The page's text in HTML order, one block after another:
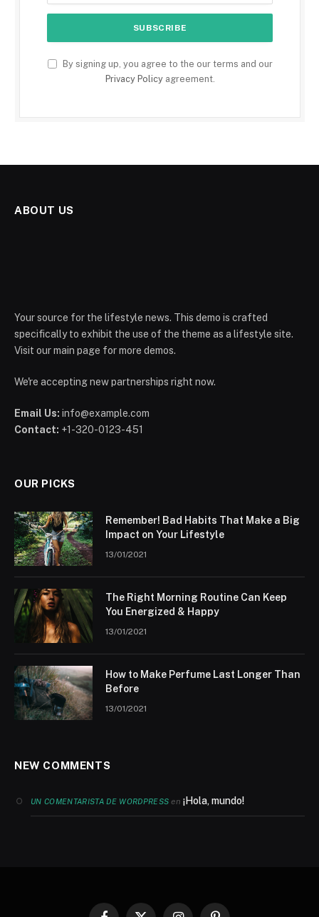
By signing up, you agree to the our terms and our
Privacy Policyagreement.
ABOUT US
Your source for the lifestyle news. This demo is crafted
specifically to exhibit the use of the theme as a lifestyle site.
Visit our main page for more demos.
We're accepting new partnerships right now.
Email Us: info@example.com
Contact: +1-320-0123-451
OUR PICKS
Remember! Bad Habits That Make a Big
Impact on Your Lifestyle
13/01/2021
The Right Morning Routine Can Keep
You Energized & Happy
13/01/2021
How to Make Perfume Last Longer Than
Before
13/01/2021
NEW COMMENTS
UN COMENTARISTA DE WORDPRESS en¡Hola, mundo!